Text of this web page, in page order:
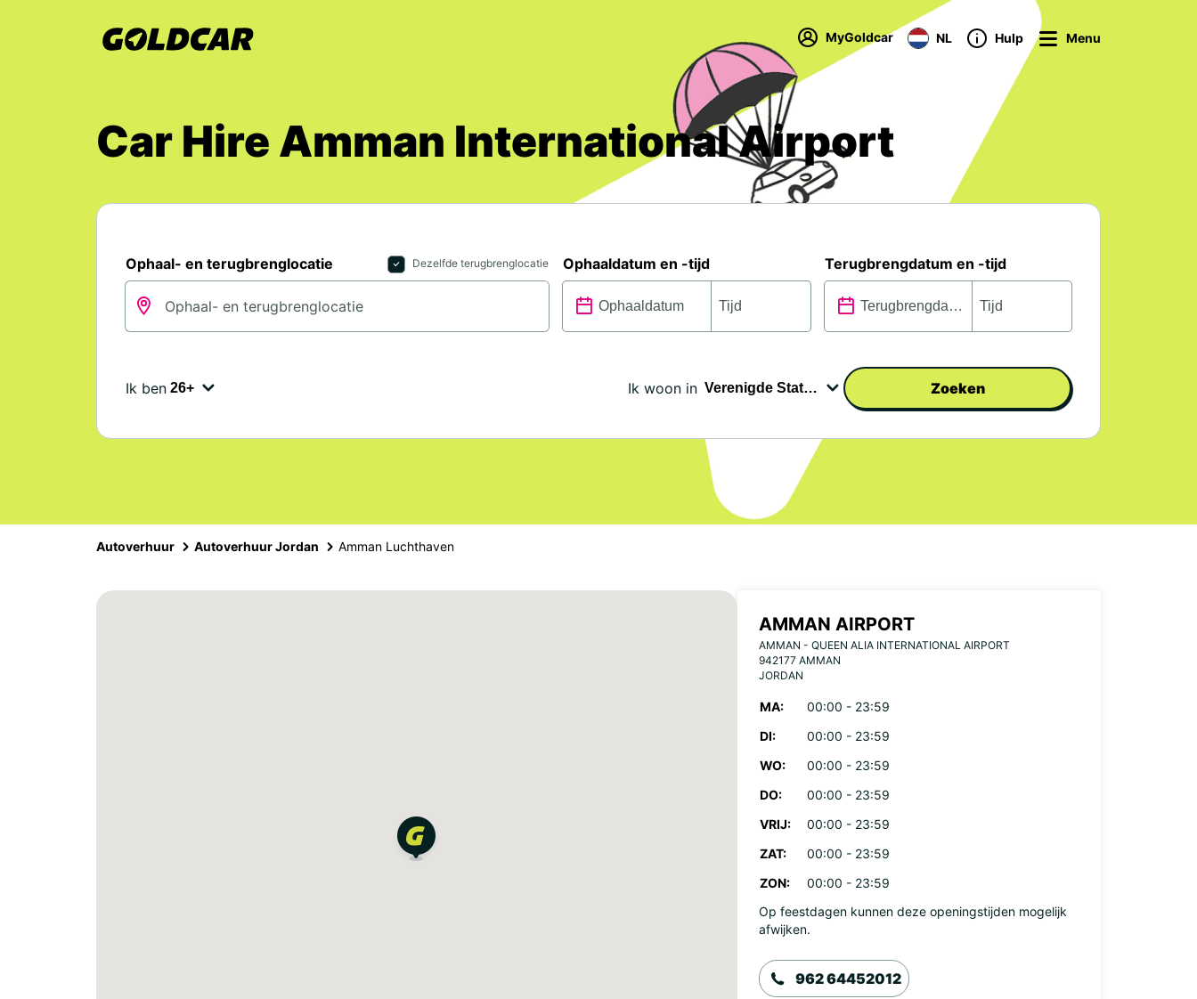
MyGoldcar NL Hulp Menu
Car Hire Amman International Airport
Ophaal- en terugbrenglocatie Dezelfde terugbrenglocatie Ophaaldatum en -tijd Terugbrengdatum en -tijd
Ik ben Ik woon in Zoeken
Autoverhuur Autoverhuur Jordan Amman Luchthaven
AMMAN AIRPORT
AMMAN - QUEEN ALIA INTERNATIONAL AIRPORT
942177 AMMAN
JORDAN
MA:
00:00 - 23:59
DI:
00:00 - 23:59
WO:
00:00 - 23:59
DO:
00:00 - 23:59
VRIJ:
00:00 - 23:59
ZAT:
00:00 - 23:59
ZON:
00:00 - 23:59
Op feestdagen kunnen deze openingstijden mogelijk
afwijken.
962 64452012